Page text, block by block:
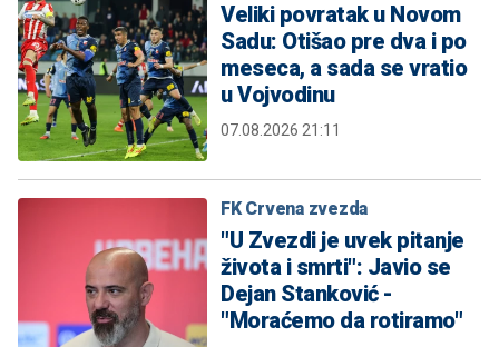
Veliki povratak u Novom
Sadu: Otišao pre dva i po
meseca, a sada se vratio
u Vojvodinu
07.08.2026 21:11
FK Crvena zvezda
"U Zvezdi je uvek pitanje
života i smrti": Javio se
Dejan Stanković -
"Moraćemo da rotiramo"